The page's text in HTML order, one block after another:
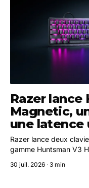
Razer lance
Magnetic,
une latence
Razer lance deux
gamme Huntsman V3
30 juil. 2026 · 3 min